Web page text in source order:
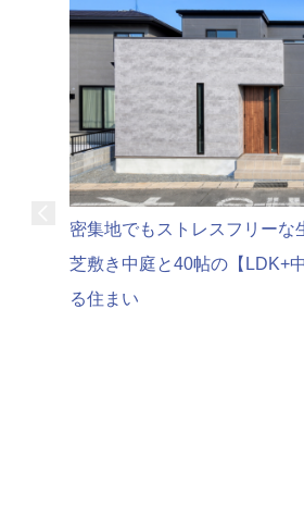
密集地でもストレスフリーな
芝敷き中庭と40帖の【LDK+
る住まい